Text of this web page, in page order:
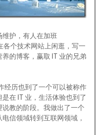
护，有人在加班
各个技术网站上闲逛，写一
的博客，赢取 IT 业的兄弟
经历也到了一个可以被称作
在 IT 业，生活体验也到了
教的阶段。我做出了一个
信领域转到互联网领域，